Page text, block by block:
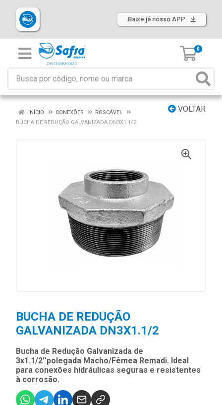
Baixe já nosso APP
0
VOLTAR
INÍCIO CONEXÕES
ROSCÁVEL
BUCHA DE REDUÇÃO GALVANIZADA DN3X1.1/2
BUCHA DE REDUÇÃO
GALVANIZADA DN3X1.1/2
Bucha de Redução Galvanizada de
3x1.1/2''polegada Macho/Fêmea Remadi. Ideal
para conexões hidráulicas seguras e resistentes
à corrosão.